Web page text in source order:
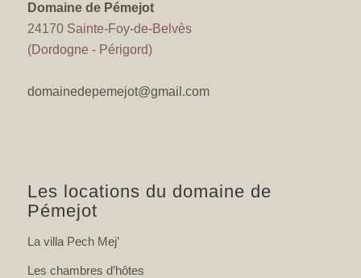
Domaine de Pémejot
24170 Sainte-Foy-de-Belvès
(Dordogne - Périgord)
domainedepemejot@gmail.com
Les locations du domaine de
Pémejot
La villa Pech Mej’
Les chambres d’hôtes